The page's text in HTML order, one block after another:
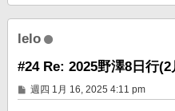
lelo
#24 Re: 2025野澤8日行
文
章
週四 1月 16, 2025 4:11 pm